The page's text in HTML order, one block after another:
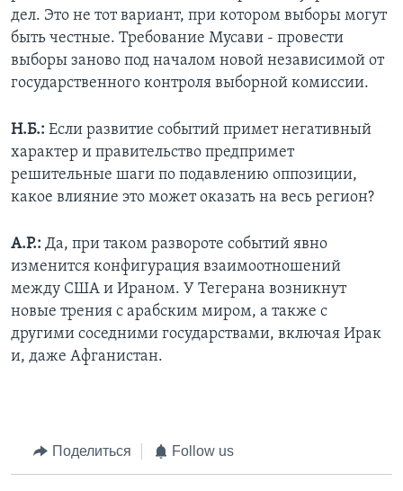
дел. Это не тот вариант, при котором выборы могут
быть честные. Требование Мусави - провести
выборы заново под началом новой независимой от
государственного контроля выборной комиссии.
Н.Б.: Если развитие событий примет негативный
характер и правительство предпримет
решительные шаги по подавлению оппозиции,
какое влияние это может оказать на весь регион?
А.Р.: Да, при таком развороте событий явно
изменится конфигурация взаимоотношений
между США и Ираном. У Тегерана возникнут
новые трения с арабским миром, а также с
другими соседними государствами, включая Ирак
и, даже Афганистан.
Поделиться Follow us